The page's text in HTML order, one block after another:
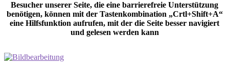
Besucher unserer Seite, die eine barrierefreie Unterstützung
benötigen, können mit der Tastenkombination „Crtl+Shift+A“
eine Hilfsfunktion aufrufen, mit der die Seite besser navigiert
und gelesen werden kann